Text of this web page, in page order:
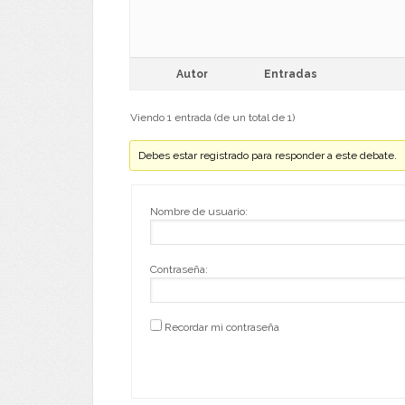
Autor Entradas
Viendo 1 entrada (de un total de 1)
Debes estar registrado para responder a este debate.
Nombre de usuario:
Contraseña:
Recordar mi contraseña